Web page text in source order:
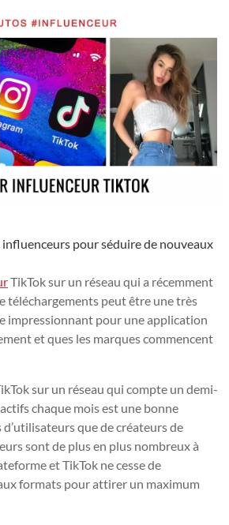
pour séduire de nouveaux
TikTok sur un réseau qui a récemment
téléchargements peut être une très
impressionnant pour une application
et ques les marques commencent
sur un réseau qui compte un demi-
chaque mois est une bonne
que de créateurs de
sont de plus en plus nombreux à
et TikTok ne cesse de
formats pour attirer un maximum